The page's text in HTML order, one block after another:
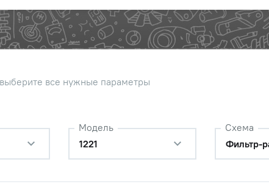
все нужные параметры
Модель
1221
Схема
Фильтр-